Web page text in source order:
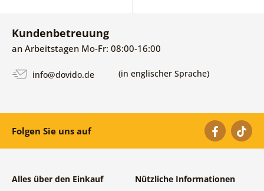
Kundenbetreuung
an Arbeitstagen Mo-Fr: 08:00-16:00
info@dovido.de (in englischer Sprache)
Folgen Sie uns auf
Alles über den Einkauf Nützliche Informationen